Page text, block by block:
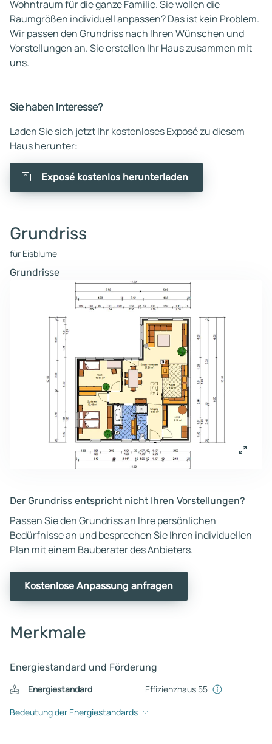
Wohntraum für die ganze Familie. Sie wollen die
Raumgrößen individuell anpassen? Das ist kein Problem.
Wir passen den Grundriss nach Ihren Wünschen und
Vorstellungen an. Sie erstellen Ihr Haus zusammen mit
uns.
Sie haben Interesse?
Laden Sie sich jetzt Ihr kostenloses Exposé zu diesem
Haus herunter:
Exposé kostenlos herunterladen
Grundriss
für Eisblume
Grundrisse
Der Grundriss entspricht nicht Ihren Vorstellungen?
Passen Sie den Grundriss an Ihre persönlichen
Bedürfnisse an und besprechen Sie Ihren individuellen
Plan mit einem Bauberater des Anbieters.
Kostenlose Anpassung anfragen
Merkmale
Energiestandard und Förderung
Energiestandard
Effizienzhaus 55
Bedeutung der Energiestandards